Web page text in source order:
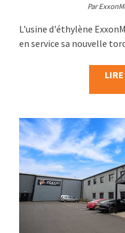
Par
L'usine d'éthylène
en service sa nouvelle